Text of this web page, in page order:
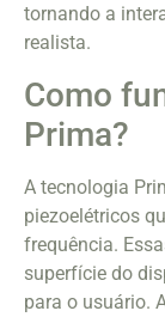
tornando a
realista.
Como
Prima?
A tecnologia
piezoelétricos
frequência.
superfície do
para o usuário.